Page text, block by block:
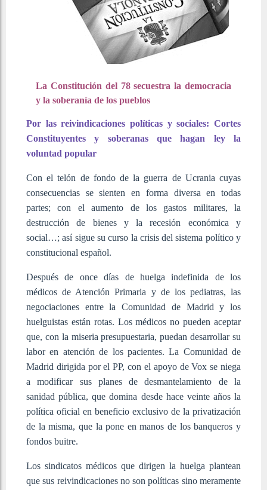
La Constitución del 78 secuestra la democracia
y la soberanía de los pueblos
Por las reivindicaciones políticas y sociales: Cortes
Constituyentes y soberanas que hagan ley la
voluntad popular
Con el telón de fondo de la guerra de Ucrania cuyas
consecuencias se sienten en forma diversa en todas
partes; con el aumento de los gastos militares, la
destrucción de bienes y la recesión económica y
social…; así sigue su curso la crisis del sistema político y
constitucional español.
Después de once días de huelga indefinida de los
médicos de Atención Primaria y de los pediatras, las
negociaciones entre la Comunidad de Madrid y los
huelguistas están rotas. Los médicos no pueden aceptar
que, con la miseria presupuestaria, puedan desarrollar su
labor en atención de los pacientes. La Comunidad de
Madrid dirigida por el PP, con el apoyo de Vox se niega
a modificar sus planes de desmantelamiento de la
sanidad pública, que domina desde hace veinte años la
política oficial en beneficio exclusivo de la privatización
de la misma, que la pone en manos de los banqueros y
fondos buitre.
Los sindicatos médicos que dirigen la huelga plantean
que sus reivindicaciones no son políticas sino meramente